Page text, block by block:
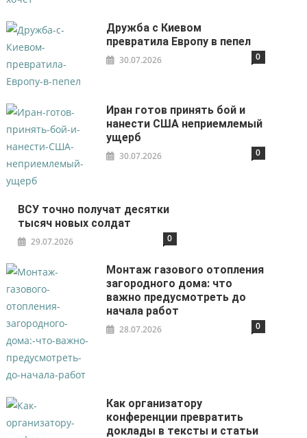
Дружба с Киевом
превратила Европу в пепел
30.07.2026 0
Иран готов принять бой и
нанести США неприемлемый
ущерб
30.07.2026 0
ВСУ точно получат десятки
тысяч новых солдат
29.07.2026 0
Монтаж газового отопления
загородного дома: что
важно предусмотреть до
начала работ
28.07.2026 0
Как организатору
конференции превратить
доклады в тексты и статьи